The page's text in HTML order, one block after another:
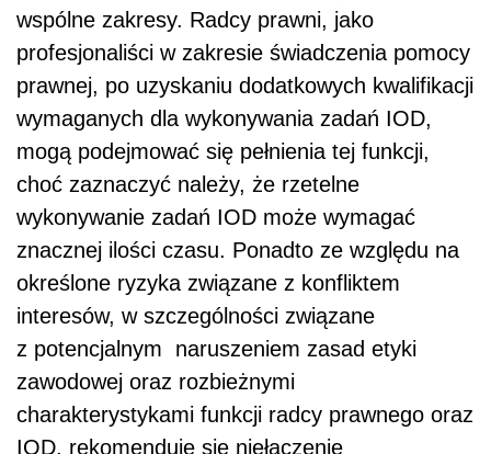
wspólne zakresy. Radcy prawni, jako
profesjonaliści w zakresie świadczenia pomocy
prawnej, po uzyskaniu dodatkowych kwalifikacji
wymaganych dla wykonywania zadań IOD,
mogą podejmować się pełnienia tej funkcji,
choć zaznaczyć należy, że rzetelne
wykonywanie zadań IOD może wymagać
znacznej ilości czasu. Ponadto ze względu na
określone ryzyka związane z konfliktem
interesów, w szczególności związane
z potencjalnym naruszeniem zasad etyki
zawodowej oraz rozbieżnymi
charakterystykami funkcji radcy prawnego oraz
IOD, rekomenduje się niełączenie